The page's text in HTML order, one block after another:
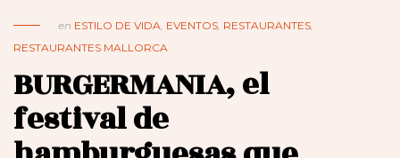
en ESTILO DE VIDA, EVENTOS, RESTAURANTES,
RESTAURANTES MALLORCA
BURGERMANIA, el
festival de